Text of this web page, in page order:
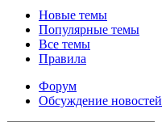
Новые темы
Популярные темы
Все темы
Правила
Форум
Обсуждение новостей